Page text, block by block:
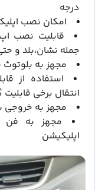
درجه
امکان نصب
قابلیت نصب
جمله نشان،بلد و
مجهز به
استفاده از
انتقال برخی
مجهز به
مجهز به فن
اپلیکیشن